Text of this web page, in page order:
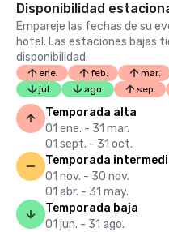
Disponibilidad
Empareje las fechas de su
hotel. Las estaciones bajas
disponibilidad.
ene. feb. mar.
jul.
ago. sep.
Temporada alta
01 ene. - 31 mar.
01 sept. - 31 oct.
Temporada
01 nov. - 30 nov.
01 abr. - 31 may.
Temporada baja
01 jun. - 31 ago.